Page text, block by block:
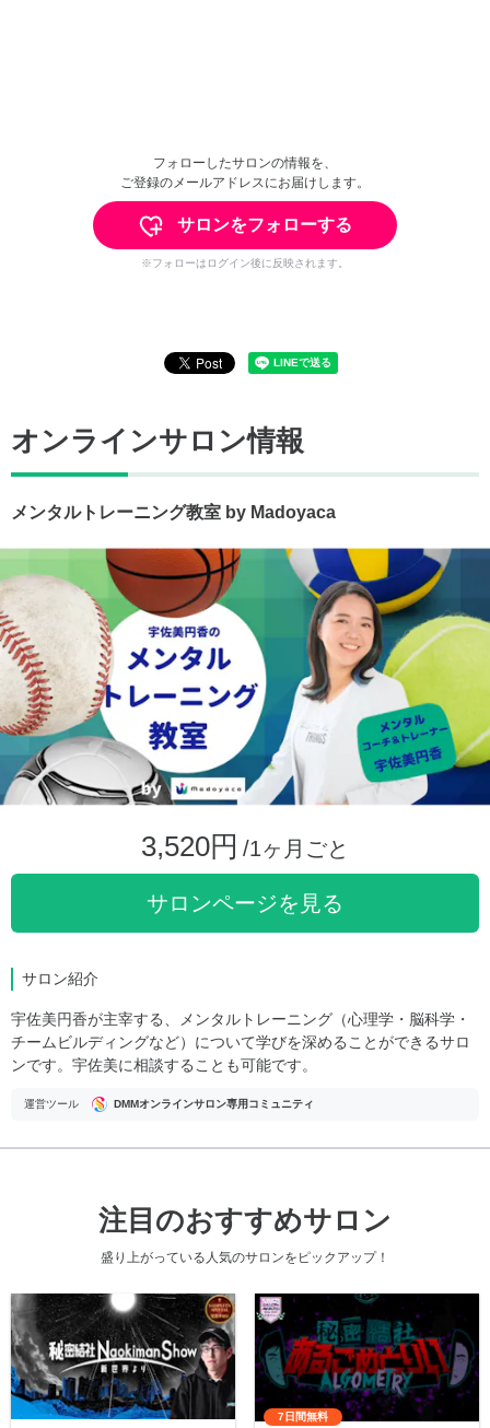
フォローしたサロンの情報を、
ご登録のメールアドレスにお届けします。
サロンをフォローする
※フォローはログイン後に反映されます。
オンラインサロン情報
メンタルトレーニング教室 by Madoyaca
3,520円 /1ヶ月ごと
サロンページを見る
サロン紹介
宇佐美円香が主宰する、メンタルトレーニング（心理学・脳科学・
チームビルディングなど）について学びを深めることができるサロ
ンです。宇佐美に相談することも可能です。
運営ツール DMMオンラインサロン専用コミュニティ
注目のおすすめサロン
盛り上がっている人気のサロンをピックアップ！
7日間無料